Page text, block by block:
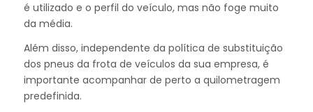
é utilizado e o perfil do veículo, mas não foge muito
da média.
Além disso, independente da política de substituição
dos pneus da frota de veículos da sua empresa, é
importante acompanhar de perto a quilometragem
predefinida.